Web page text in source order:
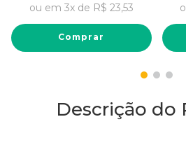
ou em 3x de R$ 23,53
Comprar
Descrição do